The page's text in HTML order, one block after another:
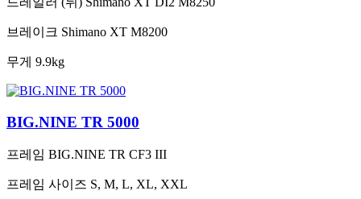
브레이크 Shimano XT M8200
무게 9.9kg
BIG.NINE TR 5000
프레임 BIG.NINE TR CF3 III
프레임 사이즈 S, M, L, XL, XXL